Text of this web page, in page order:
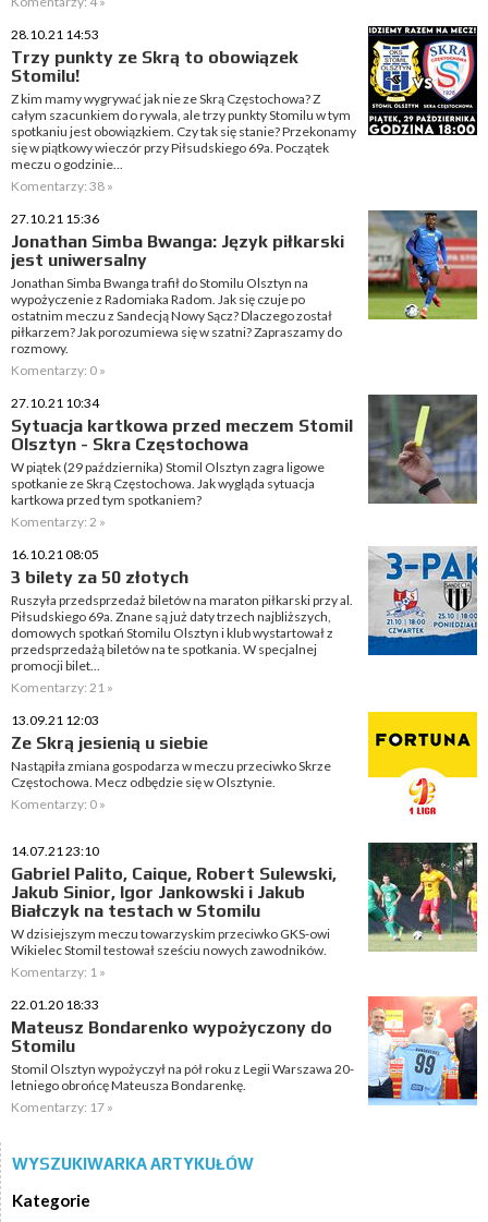
28.10.21 14:53
Trzy punkty ze Skrą to obowiązek
Stomilu!
Z kim mamy wygrywać jak nie ze Skrą Częstochowa? Z
całym szacunkiem do rywala, ale trzy punkty Stomilu w tym
spotkaniu jest obowiązkiem. Czy tak się stanie? Przekonamy
się w piątkowy wieczór przy Piłsudskiego 69a. Początek
meczu o godzinie...
Komentarzy: 38 »
27.10.21 15:36
Jonathan Simba Bwanga: Język piłkarski
jest uniwersalny
Jonathan Simba Bwanga trafił do Stomilu Olsztyn na
wypożyczenie z Radomiaka Radom. Jak się czuje po
ostatnim meczu z Sandecją Nowy Sącz? Dlaczego został
piłkarzem? Jak porozumiewa się w szatni? Zapraszamy do
rozmowy.
Komentarzy: 0 »
27.10.21 10:34
Sytuacja kartkowa przed meczem Stomil
Olsztyn - Skra Częstochowa
W piątek (29 października) Stomil Olsztyn zagra ligowe
spotkanie ze Skrą Częstochowa. Jak wygląda sytuacja
kartkowa przed tym spotkaniem?
Komentarzy: 2 »
16.10.21 08:05
3 bilety za 50 złotych
Ruszyła przedsprzedaż biletów na maraton piłkarski przy al.
Piłsudskiego 69a. Znane są już daty trzech najbliższych,
domowych spotkań Stomilu Olsztyn i klub wystartował z
przedsprzedażą biletów na te spotkania. W specjalnej
promocji bilet...
Komentarzy: 21 »
13.09.21 12:03
Ze Skrą jesienią u siebie
Nastąpiła zmiana gospodarza w meczu przeciwko Skrze
Częstochowa. Mecz odbędzie się w Olsztynie.
Komentarzy: 0 »
14.07.21 23:10
Gabriel Palito, Caique, Robert Sulewski,
Jakub Sinior, Igor Jankowski i Jakub
Białczyk na testach w Stomilu
W dzisiejszym meczu towarzyskim przeciwko GKS-owi
Wikielec Stomil testował sześciu nowych zawodników.
Komentarzy: 1 »
22.01.20 18:33
Mateusz Bondarenko wypożyczony do
Stomilu
Stomil Olsztyn wypożyczył na pół roku z Legii Warszawa 20-
letniego obrońcę Mateusza Bondarenkę.
Komentarzy: 17 »
WYSZUKIWARKA ARTYKUŁÓW
Kategorie